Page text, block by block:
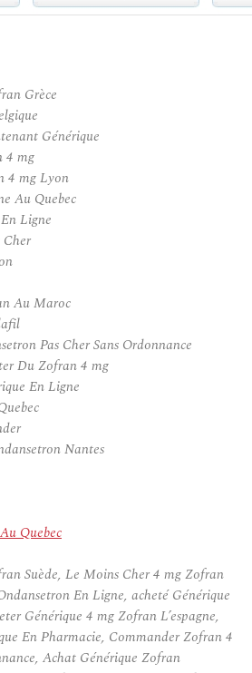
Grèce
Générique
4 mg
4 mg Lyon
Au Quebec
Ligne
Au Maroc
Pas Cher Sans Ordonnance
Du Zofran 4 mg
En Ligne
Nantes
Quebec
Suède, Le Moins Cher 4 mg Zofran
En Ligne, acheté Générique
Générique 4 mg Zofran L’espagne,
En Pharmacie, Commander Zofran 4
Achat Générique Zofran